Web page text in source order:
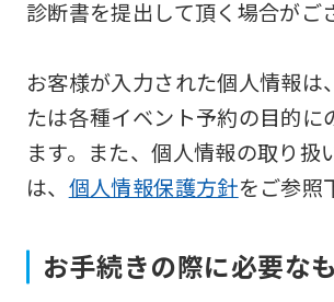
診断書を提出して頂く場合がご
お客様が入力された個人情報は
たは各種イベント予約の目的に
ます。また、個人情報の取り扱
は、 個人情報保護方針をご参照
お手続きの際に必要な
the
version
of
this
website
be